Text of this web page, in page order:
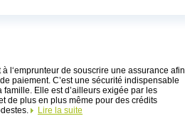
l‘emprunteur de souscrire une assurance afin
paiement. C’est une sécurité indispensable
Elle est d’ailleurs exigée par les
de plus en plus même pour des crédits
Lire la suite